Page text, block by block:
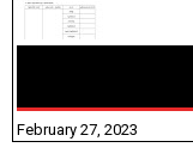
February 27, 2023